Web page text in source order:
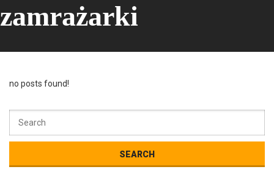
zamrażarki
no posts found!